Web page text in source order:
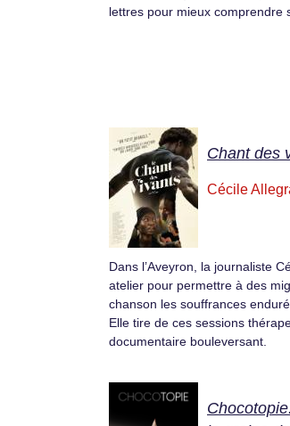
lettres pour mieux comprendre
Chant des
Cécile
Dans l’Aveyron, la journaliste
atelier pour permettre à des
chanson les souffrances
Elle tire de ces sessions
documentaire bouleversant.